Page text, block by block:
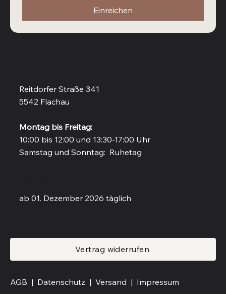
Reitdorfer Straße 341
5542 Flachau
Montag bis Freitag:
10:00 bis 12:00 und 13:30-17:00 Uhr
Samstag und Sonntag: Ruhetag
ab 01. Dezember 2026 täglich
Einreichen
AGB | Datenschutz | Versand | Impressum
Vertrag widerrufen